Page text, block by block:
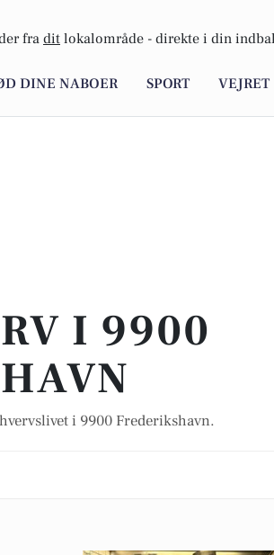
fra dit lokalområde - direkte i din
DINE NABOER SPORT VEJRET
I 9900
i 9900 Frederikshavn.